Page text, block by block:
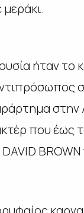
ήταν το
που έως